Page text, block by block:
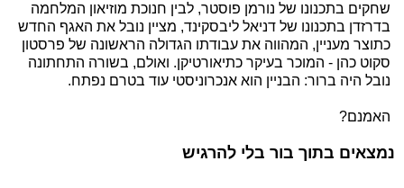
שחקים בתכנונו של נורמן פוסטר, לבין חנוכת מוזיאון המלחמה
בדרזדן בתכנונו של דניאל ליבסקינד, מציין נובל את האגף החדש
כתוצר מעניין, המהווה את עבודתו הגדולה הראשונה של פרסטון
סקוט כהן - המוכר בעיקר כתיאורטיקן. ואולם, בשורה התחתונה
נובל היה ברור: הבניין הוא אנכרוניסטי עוד בטרם נפתח.
האמנם?
נמצאים בתוך בור בלי להרגיש